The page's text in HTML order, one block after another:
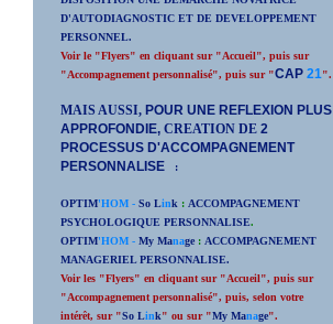
D'AUTODIAGNOSTIC ET DE DEVELOPPEMENT
PERSONNEL.
Voir le "Flyers" en cliquant sur "Accueil", puis sur
"Accompagnement personnalisé", puis sur "CAP 21".
MAIS AUSSI, POUR UNE REFLEXION PLUS
APPROFONDIE, CREATION DE 2
PROCESSUS D'ACCOMPAGNEMENT
PERSONNALISE
:
OPTIM'HOM - So Link : ACCOMPAGNEMENT
PSYCHOLOGIQUE PERSONNALISE.
OPTIM'HOM - My Manage : ACCOMPAGNEMENT
MANAGERIEL PERSONNALISE.
Voir les "Flyers" en cliquant sur "Accueil", puis sur
"Accompagnement personnalisé", puis, selon votre
intérêt, sur "So Link" ou sur "My Manage".